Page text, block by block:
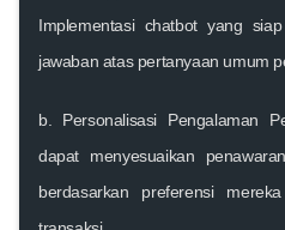
Implementasi chatbot yang
jawaban atas pertanyaan umum
b. Personalisasi Pengalaman
dapat menyesuaikan
berdasarkan preferensi